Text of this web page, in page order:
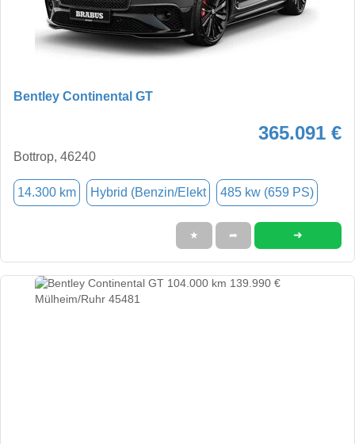
Bentley Continental GT
365.091 €
Bottrop, 46240
14.300 km Hybrid (Benzin/Elekt 485 kw (659 PS)
★ ➦ ➜